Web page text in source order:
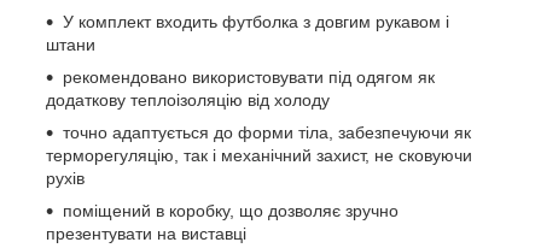
У комплект входить футболка з довгим рукавом і
штани
рекомендовано використовувати під одягом як
додаткову теплоізоляцію від холоду
точно адаптується до форми тіла, забезпечуючи як
терморегуляцію, так і механічний захист, не сковуючи
рухів
поміщений в коробку, що дозволяє зручно
презентувати на виставці